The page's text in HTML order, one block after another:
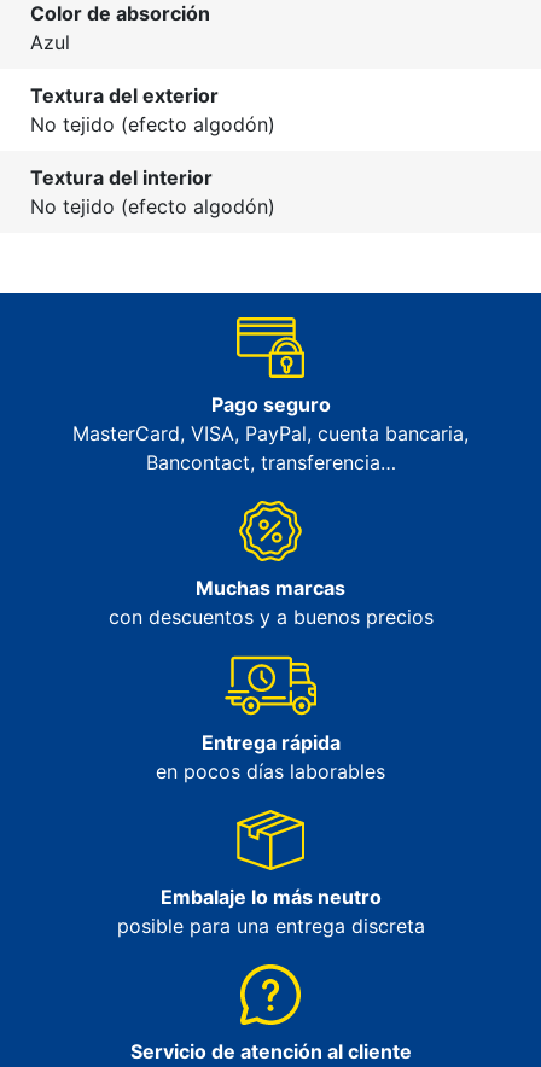
Color de absorción
Azul
Textura del exterior
No tejido (efecto algodón)
Textura del interior
No tejido (efecto algodón)
Pago seguro
MasterCard, VISA, PayPal, cuenta bancaria,
Bancontact, transferencia…
Muchas marcas
con descuentos y a buenos precios
Entrega rápida
en pocos días laborables
Embalaje lo más neutro
posible para una entrega discreta
Servicio de atención al cliente